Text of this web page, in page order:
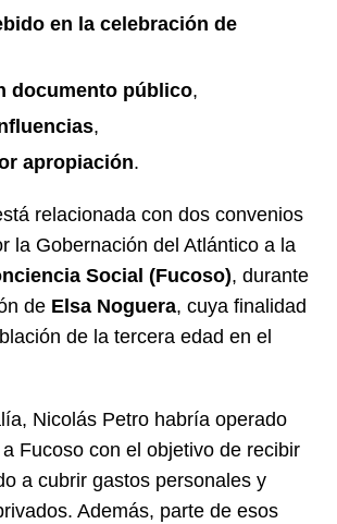
en la celebración de
documento público,
,
apropiación.
relacionada con dos convenios
la Gobernación del Atlántico a la
Social (Fucoso), durante
de Elsa Noguera, cuya finalidad
de la tercera edad en el
Nicolás Petro habría operado
Fucoso con el objetivo de recibir
a cubrir gastos personales y
Además, parte de esos